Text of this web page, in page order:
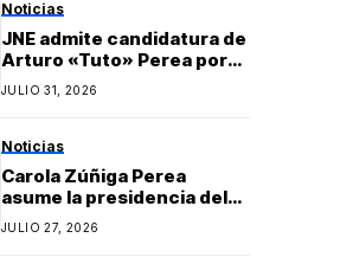
Noticias
JNE admite candidatura de
Arturo «Tuto» Perea por
Islay y oficializa lista
regional de Yo Arequipa
Gonzales
JULIO 31, 2026
Noticias
Carola Zúñiga Perea
asume la presidencia del
Rotary Club Puerto Bravo
Mollendo y anuncia
JULIO 27, 2026